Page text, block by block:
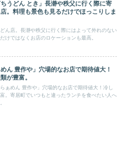
うどん とき」長瀞や秩父に行く際に寄
。料理も景色も見るだけでほっこりしま
ん店。長瀞や秩父に行く際にはよって外れのない
けではなくお店のロケーションも最高。
ん 豊作や」穴場的なお店で期待値大！
が豊富。
ぁめん 豊作や」穴場的なお店で期待値大！冷し
。寄居町でいつもと違ったランチを食べたい人へ